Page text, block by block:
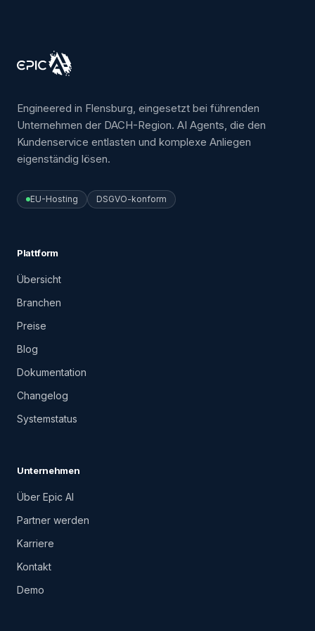
Engineered in Flensburg, eingesetzt bei führenden
Unternehmen der DACH-Region. AI Agents, die den
Kundenservice entlasten und komplexe Anliegen
eigenständig lösen.
EU-Hosting DSGVO-konform
Plattform
Übersicht
Branchen
Preise
Blog
Dokumentation
Changelog
Systemstatus
Unternehmen
Über Epic AI
Partner werden
Karriere
Kontakt
Demo